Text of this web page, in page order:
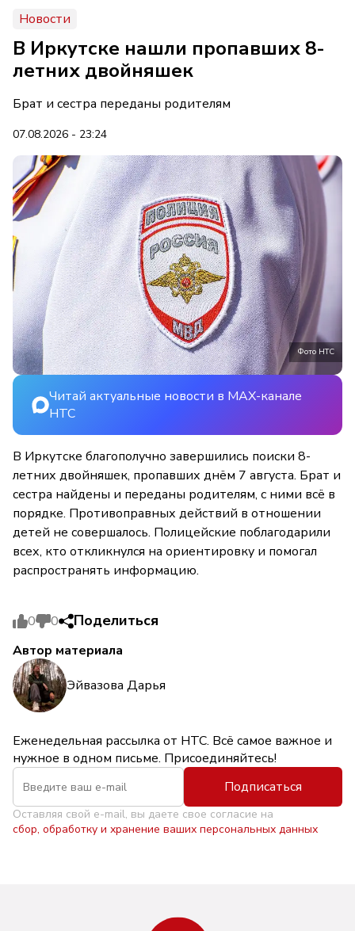
Новости
В Иркутске нашли пропавших 8-
летних двойняшек
Брат и сестра переданы родителям
07.08.2026 - 23:24
Фото НТС
Читай актуальные новости в MAX-канале
НТС
В Иркутске благополучно завершились поиски 8-
летних двойняшек, пропавших днём 7 августа. Брат и
сестра найдены и переданы родителям, с ними всё в
порядке. Противоправных действий в отношении
детей не совершалось. Полицейские поблагодарили
всех, кто откликнулся на ориентировку и помогал
распространять информацию.
0 0 Поделиться
Автор материала
Эйвазова Дарья
Еженедельная рассылка от НТС. Всё самое важное и
нужное в одном письме. Присоединяйтесь!
Подписаться
Оставляя свой e-mail, вы даете свое согласие на
сбор, обработку и хранение ваших персональных данных